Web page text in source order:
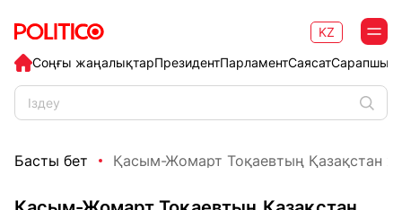
Соңғы жаңалықтарПрезидентПарламентСаясат
KZ
Басты бет Қасым-Жомарт Тоқаевтың Қазақстан